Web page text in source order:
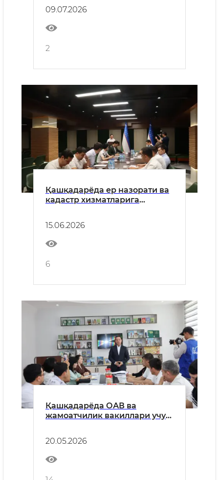
ўтказилди
09.07.2026
2
Қашқадарёда ер назорати ва
кадастр хизматларига
15.06.2026
6
Қашқадарёда ОАВ ва
жамоатчилик вакиллари учун
20.05.2026